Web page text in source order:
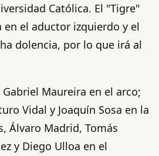
Católica. El "Tigre"
el aductor izquierdo y el
dolencia, por lo que irá al
Maureira en el arco;
Vidal y Joaquín Sosa en la
Álvaro Madrid, Tomás
y Diego Ulloa en el